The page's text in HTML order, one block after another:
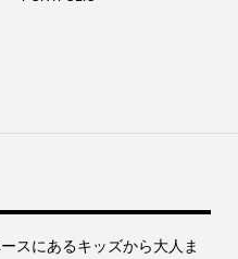
スにあるキッズから⼤⼈ま